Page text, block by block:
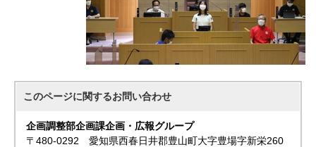
このページに関するお問い合わせ
企画調整部企画課企画・広報グループ
〒480-0292 愛知県西春日井郡豊山町大字豊場字新栄260